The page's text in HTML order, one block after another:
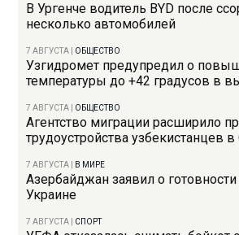
В Ургенче водитель BYD после
несколько автомобилей
7 АВГУСТА ОБЩЕСТВО
Узгидромет предупредил о
температуры до +42 градусов в
7 АВГУСТА ОБЩЕСТВО
Агентство миграции расширило
трудоустройства узбекистанцев
7 АВГУСТА В МИРЕ
Азербайджан заявил о готовности
Украине
7 АВГУСТА СПОРТ